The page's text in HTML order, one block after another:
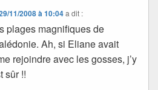
11/2008 à 10:04 a dit :
plages magnifiques de
Ah, si Eliane avait
rejoindre avec les gosses, j’y
sûr !!